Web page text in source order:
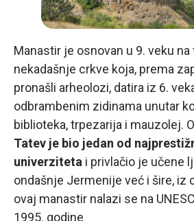
Manastir je osnovan u 9. veku
nekadašnje crkve koja, prema
pronašli arheolozi, datira iz 6.
odbrambenim zidinama unutar
biblioteka, trpezarija i mauzolej.
Tatev je bio jedan od
univerziteta i privlačio je učene
ondašnje Jermenije već i šire, iz
ovaj manastir nalazi se na
1995. godine